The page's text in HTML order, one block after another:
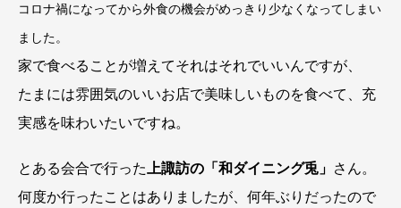
コロナ禍になってから外食の機会がめっきり少なくなってしまい
ました。
家で食べることが増えてそれはそれでいいんですが、
たまには雰囲気のいいお店で美味しいものを食べて、充
実感を味わいたいですね。
とある会合で行った 上諏訪の「和ダイニング兎」 さん。
何度か行ったことはありましたが、何年ぶりだったので